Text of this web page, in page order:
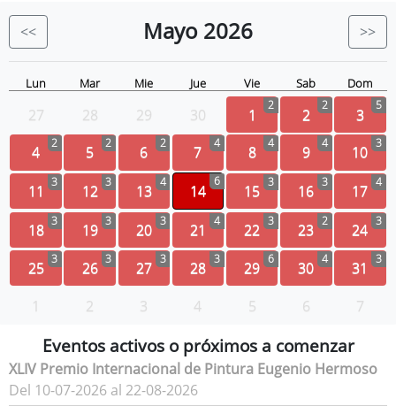
Eventos
<< Mayo 2026 >>
Lun Mar Mie Jue Vie Sab Dom
27 28 29 30 1 2 2 2 3 5
4 2 5 2 6 2 7 4 8 4 9 4 10 3
11 3 12 3 13 4 14
6
15 3 16 3 17 4
18 3 19 3 20 3 21 4 22 3 23 2 24 3
25 3 26 3 27 3 28 3 29 6 30 4 31 3
1 2 3 4 5 6 7
Eventos activos o próximos a comenzar
XLIV Premio Internacional de Pintura Eugenio Hermoso
Del 10-07-2026 al 22-08-2026